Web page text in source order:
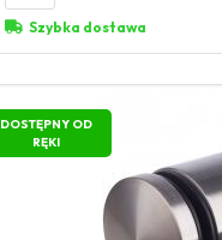
Szybka dostawa
DOSTĘPNY OD
RĘKI